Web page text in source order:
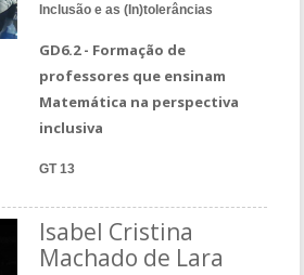
Inclusão e as (In)tolerâncias
GD6.2 - Formação de
professores que ensinam
Matemática na perspectiva
inclusiva
GT 13
Isabel Cristina
Machado de Lara